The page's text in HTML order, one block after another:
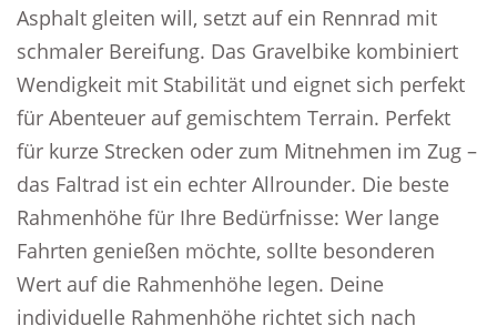
Asphalt gleiten will, setzt auf ein Rennrad mit
schmaler Bereifung. Das Gravelbike kombiniert
Wendigkeit mit Stabilität und eignet sich perfekt
für Abenteuer auf gemischtem Terrain. Perfekt
für kurze Strecken oder zum Mitnehmen im Zug –
das Faltrad ist ein echter Allrounder. Die beste
Rahmenhöhe für Ihre Bedürfnisse: Wer lange
Fahrten genießen möchte, sollte besonderen
Wert auf die Rahmenhöhe legen. Deine
individuelle Rahmenhöhe richtet sich nach